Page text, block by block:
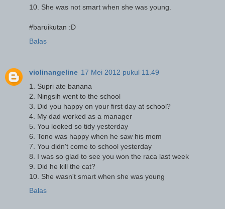
10. She was not smart when she was young.
#baruikutan :D
Balas
violinangeline 17 Mei 2012 pukul 11.49
1. Supri ate banana
2. Ningsih went to the school
3. Did you happy on your first day at school?
4. My dad worked as a manager
5. You looked so tidy yesterday
6. Tono was happy when he saw his mom
7. You didn't come to school yesterday
8. I was so glad to see you won the raca last week
9. Did he kill the cat?
10. She wasn't smart when she was young
Balas